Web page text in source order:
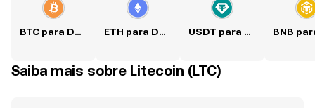
BTC para DKK ETH para DKK USDT para DKK
Saiba mais sobre Litecoin (LTC)